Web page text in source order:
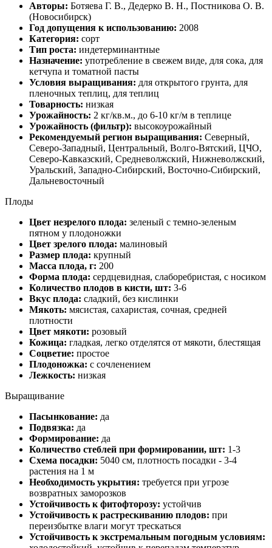
Авторы: Ботяева Г. В., Дедерко В. Н., Постникова О. В.
(Новосибирск)
Год допущения к использованию: 2008
Категория: сорт
Тип роста: индетерминантные
Назначение: употребление в свежем виде, для сока, для
кетчупа и томатной пасты
Условия выращивания: для открытого грунта, для
пленочных теплиц, для теплиц
Товарность: низкая
Урожайность: 2 кг/кв.м., до 6-10 кг/м в теплице
Урожайность (фильтр): высокоурожайный
Рекомендуемый регион выращивания: Северный,
Северо-Западный, Центральный, Волго-Вятский, ЦЧО,
Северо-Кавказский, Средневолжский, Нижневолжский,
Уральский, Западно-Сибирский, Восточно-Сибирский,
Дальневосточный
Плоды
Цвет незрелого плода: зеленый с темно-зеленым
пятном у плодоножки
Цвет зрелого плода: малиновый
Размер плода: крупный
Масса плода, г: 200
Форма плода: сердцевидная, слаборебристая, с носиком
Количество плодов в кисти, шт: 3-6
Вкус плода: сладкий, без кислинки
Мякоть: мясистая, сахаристая, сочная, средней
плотности
Цвет мякоти: розовый
Кожица: гладкая, легко отделятся от мякоти, блестящая
Соцветие: простое
Плодоножка: с сочленением
Лежкость: низкая
Выращивание
Пасынкование: да
Подвязка: да
Формирование: да
Количество стеблей при формировании, шт: 1-3
Схема посадки: 5040 см, плотность посадки - 3-4
растения на 1 м
Необходимость укрытия: требуется при угрозе
возвратных заморозков
Устойчивость к фитофторозу: устойчив
Устойчивость к растрескиванию плодов: при
переизбытке влаги могут трескаться
Устойчивость к экстремальным погодным условиям: